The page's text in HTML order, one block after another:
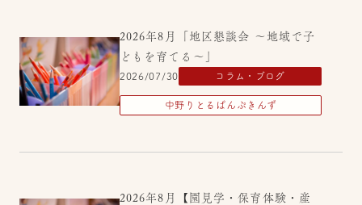
2026年8月「地区懇談会 ～地域で子
どもを育てる～」
2026/07/30 コラム・ブログ
中野りとるぱんぷきんず
2026年8月【園見学・保育体験・産